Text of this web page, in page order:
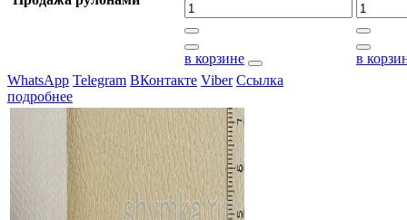
в корзине
в
WhatsApp Telegram ВКонтакте Viber Ссылка
подробнее